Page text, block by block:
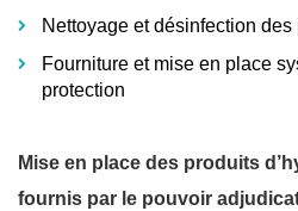
Nettoyage et désinfection
Fourniture et mise en place
protection
Mise en place des produits
fournis par le pouvoir